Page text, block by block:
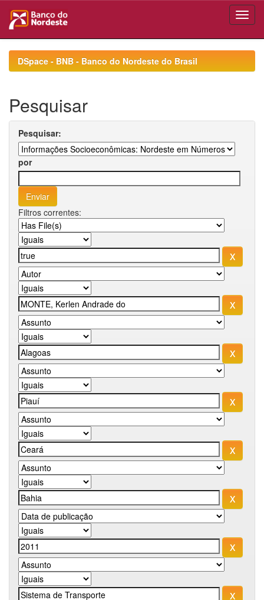
navigationDSpace - BNB - Banco do Nordeste do Brasil
Pesquisar
Pesquisar:
por
Filtros correntes: